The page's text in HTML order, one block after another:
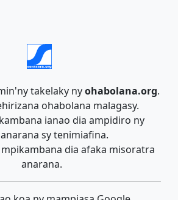
takelaky nyohabolana.org.
ohabolana malagasy.
ianao dia ampidiro ny
sy tenimiafina.
dia afaka misoratra
anarana.